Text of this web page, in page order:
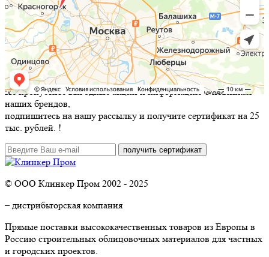
Не пропустите выгодные акции и информацию о новинках
наших брендов,
подпишитесь на нашу рассылку и получите сертификат на 25
тыс. рублей. !
© ООО Клинкер Пром 2002 - 2025
– дистрибьторская компания
Прямые поставки высококачественных товаров из Европы в
Россию строительных облицовочных материалов для частных
и городских проектов.